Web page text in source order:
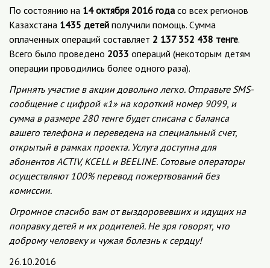
По состоянию на 14 октября 2016 года со всех регионов
Казахстана 1435 детей получили помощь. Сумма
оплаченных операций составляет 2 137 352 438 тенге.
Всего было проведено 2033 операций (некоторым детям
операции проводились более одного раза).
Принять участие в акции довольно легко. Отправьте SMS-
сообщение с цифрой «1» на короткий номер 9099, и
сумма в размере 280 тенге будет списана с баланса
вашего телефона и переведена на специальный счет,
открытый в рамках проекта. Услуга доступна для
абонентов ACTIV, KCELL и BEELINE. Сотовые операторы
осуществляют 100% перевод пожертвований без
комиссии.
Огромное спасибо вам от выздоровевших и идущих на
поправку детей и их родителей. Не зря говорят, что
доброму человеку и чужая болезнь к сердцу!
26.10.2016